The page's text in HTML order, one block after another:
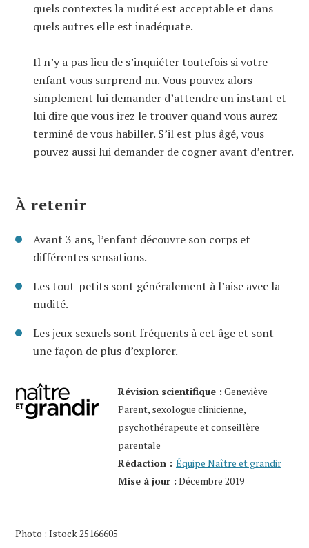
quels contextes la nudité est acceptable et dans
quels autres elle est inadéquate.
Il n’y a pas lieu de s’inquiéter toutefois si votre
enfant vous surprend nu. Vous pouvez alors
simplement lui demander d’attendre un instant et
lui dire que vous irez le trouver quand vous aurez
terminé de vous habiller. S’il est plus âgé, vous
pouvez aussi lui demander de cogner avant d’entrer.
À retenir
Avant 3 ans, l’enfant découvre son corps et
différentes sensations.
Les tout-petits sont généralement à l’aise avec la
nudité.
Les jeux sexuels sont fréquents à cet âge et sont
une façon de plus d’explorer.
Révision scientifique : Geneviève
Parent, sexologue clinicienne,
psychothérapeute et conseillère
parentale
Rédaction : Équipe Naître et grandir
Mise à jour : Décembre 2019
Photo : Istock 25166605